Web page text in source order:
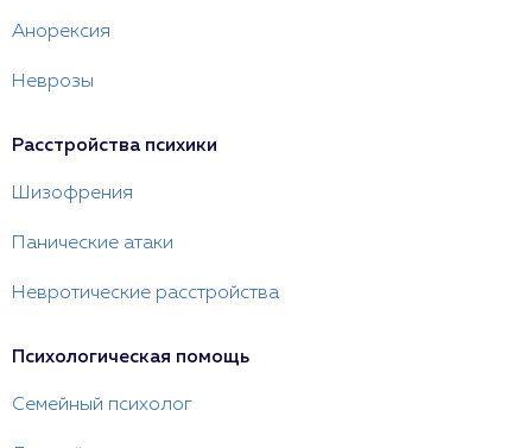
Анорексия
Неврозы
Расстройства психики
Шизофрения
Панические атаки
Невротические расстройства
Психологическая помощь
Семейный психолог